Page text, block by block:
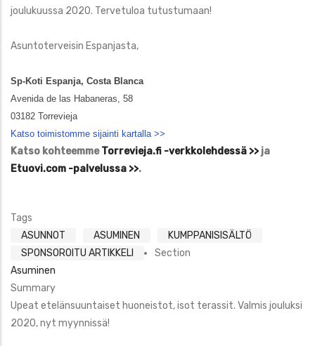
joulukuussa 2020. Tervetuloa tutustumaan!
Asuntoterveisin Espanjasta,
Sp-Koti Espanja, Costa Blanca
Avenida de las Habaneras, 58
03182 Torrevieja
Katso toimistomme sijainti kartalla >>
Katso kohteemmeTorrevieja.fi -verkkolehdessä >> ja
Etuovi.com -palvelussa >>.
Tags
ASUNNOT
ASUMINEN
KUMPPANISISÄLTÖ
SPONSOROITU ARTIKKELI
Section
Asuminen
Summary
Upeat etelänsuuntaiset huoneistot, isot terassit. Valmis jouluksi
2020, nyt myynnissä!